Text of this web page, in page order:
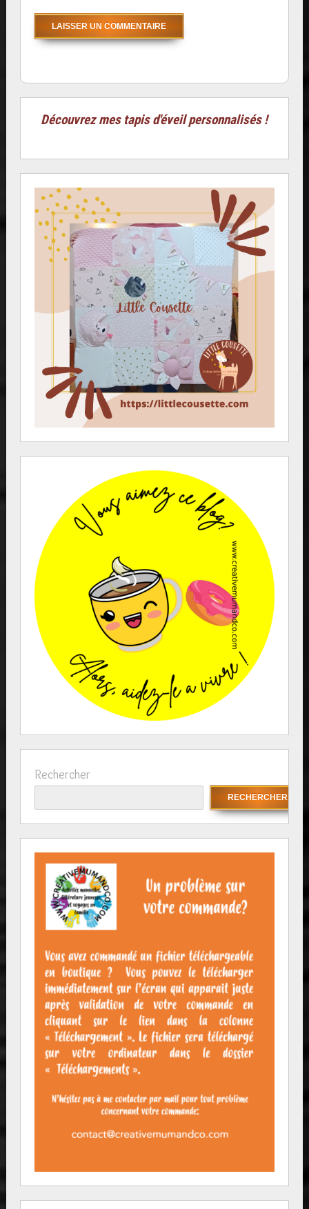
Découvrez mes tapis d'éveil personnalisés !
Rechercher
RECHERCHER